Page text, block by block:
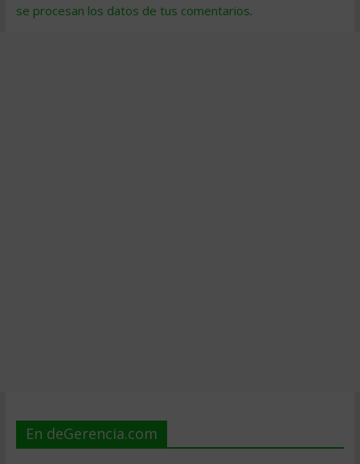
se procesan los datos de tus comentarios.
En deGerencia.com